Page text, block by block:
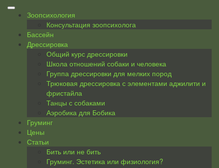
Skip
Зоопсихология
Консультация зоопсихолога
Бассейн
Дрессировка
Общий курс дрессировки
Школа отношений собаки и человека
Группа дрессировки для мелких пород
Трюковая дрессировка с элементами аджилити и
фристайла
Танцы с собаками
Аэробика для Бобика
Груминг
Цены
Статьи
Бить или не бить
Груминг. Эстетика или физиология?